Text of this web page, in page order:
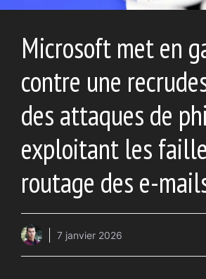
Microsoft met en
contre une
des attaques de
exploitant les
routage des e-
7 janvier 2026